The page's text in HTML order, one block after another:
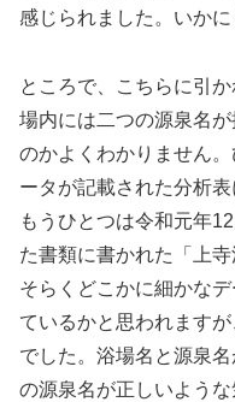
感じられました。いか
ところで、こちらに引
場内には二つの源泉名
のかよくわかりません
ータが記載された分析
もうひとつは令和元年
た書類に書かれた「上
そらくどこかに細かな
ているかと思われます
でした。浴場名と源泉
の源泉名が正しいよう